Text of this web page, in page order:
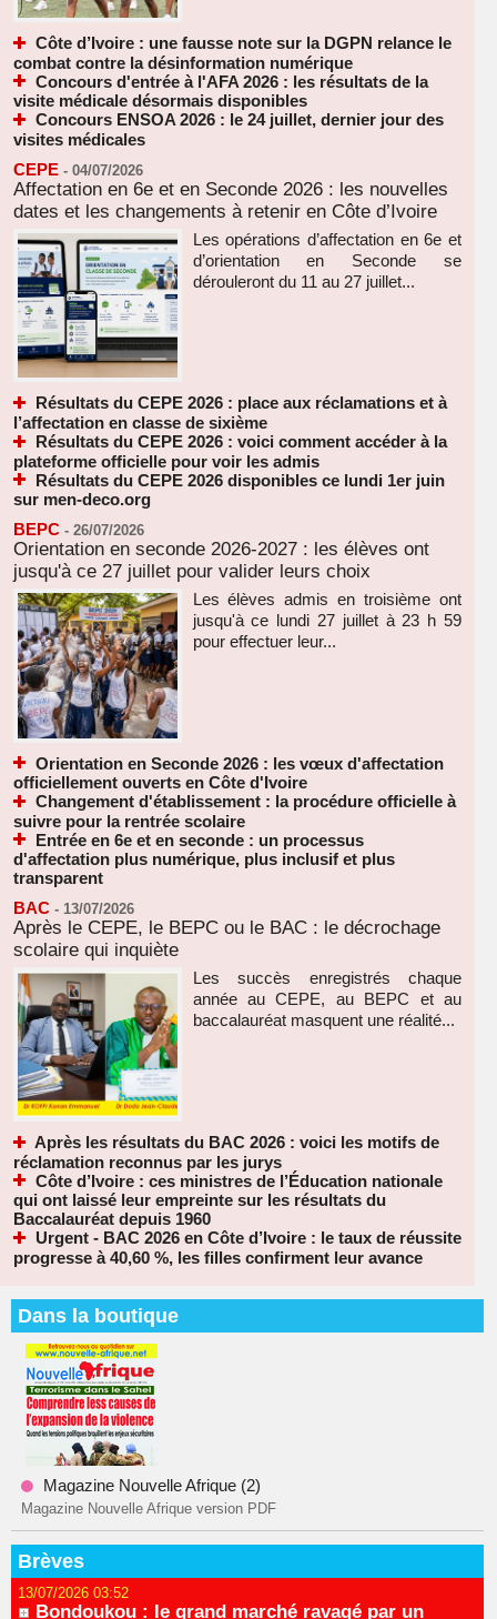
Côte d’Ivoire : une fausse note sur la DGPN relance le
combat contre la désinformation numérique
Concours d'entrée à l'AFA 2026 : les résultats de la
visite médicale désormais disponibles
Concours ENSOA 2026 : le 24 juillet, dernier jour des
visites médicales
CEPE - 04/07/2026
Affectation en 6e et en Seconde 2026 : les nouvelles
dates et les changements à retenir en Côte d’Ivoire
Les opérations d’affectation en 6e et
d’orientation en Seconde se
dérouleront du 11 au 27 juillet...
Résultats du CEPE 2026 : place aux réclamations et à
l’affectation en classe de sixième
Résultats du CEPE 2026 : voici comment accéder à la
plateforme officielle pour voir les admis
Résultats du CEPE 2026 disponibles ce lundi 1er juin
sur men-deco.org
BEPC - 26/07/2026
Orientation en seconde 2026-2027 : les élèves ont
jusqu'à ce 27 juillet pour valider leurs choix
Les élèves admis en troisième ont
jusqu'à ce lundi 27 juillet à 23 h 59
pour effectuer leur...
Orientation en Seconde 2026 : les vœux d'affectation
officiellement ouverts en Côte d'Ivoire
Changement d'établissement : la procédure officielle à
suivre pour la rentrée scolaire
Entrée en 6e et en seconde : un processus
d'affectation plus numérique, plus inclusif et plus
transparent
BAC - 13/07/2026
Après le CEPE, le BEPC ou le BAC : le décrochage
scolaire qui inquiète
Les succès enregistrés chaque
année au CEPE, au BEPC et au
baccalauréat masquent une réalité...
Après les résultats du BAC 2026 : voici les motifs de
réclamation reconnus par les jurys
Côte d’Ivoire : ces ministres de l’Éducation nationale
qui ont laissé leur empreinte sur les résultats du
Baccalauréat depuis 1960
Urgent - BAC 2026 en Côte d’Ivoire : le taux de réussite
progresse à 40,60 %, les filles confirment leur avance
Dans la boutique
Magazine Nouvelle Afrique (2)
Magazine Nouvelle Afrique version PDF
Brèves
13/07/2026 03:52
Bondoukou : le grand marché ravagé par un